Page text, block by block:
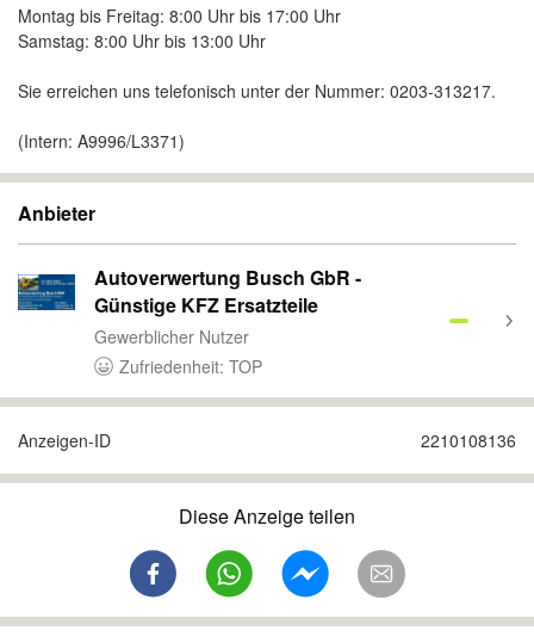
Montag bis Freitag: 8:00 Uhr bis 17:00 Uhr
Samstag: 8:00 Uhr bis 13:00 Uhr
Sie erreichen uns telefonisch unter der Nummer: 0203-313217.
(Intern: A9996/L3371)
Anbieter
Autoverwertung Busch GbR -
Günstige KFZ Ersatzteile
Gewerblicher Nutzer
Zufriedenheit: TOP
Anzeigen-ID 2210108136
Diese Anzeige teilen